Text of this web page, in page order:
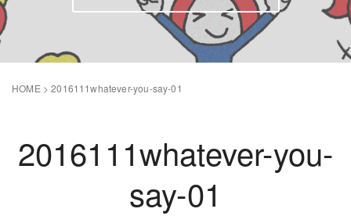
HOME >2016111whatever-you-say-01
2016111whatever-you-
say-01